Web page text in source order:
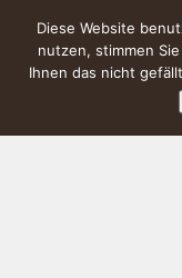
Diese Website
nutzen, stimmen
Ihnen das nicht